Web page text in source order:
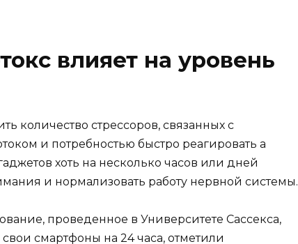
влияет на уровень
количество стрессоров, связанных с
и потребностью быстро реагировать а
хоть на несколько часов или дней
и нормализовать работу нервной системы.
проведенное в Университете Сассекса,
смартфоны на 24 часа, отметили